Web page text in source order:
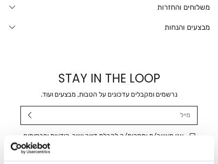
משלוחים והחזרות
מבצעים והנחות
STAY IN THE LOOP
נרשמים ומקבלים עדכונים על הטבות, מבצעים ועוד.
אני מאשר/ת ומסכימ/ה לקבלת דיוור ישיר, הודעות ופרסומים
שיווקיים בכלל פרטי הקשר המצויים בידי החברה ובכלל זה דוא"ל
SMS ועוד. המידע ייאסף בהתאם למדיניות הפרטיות של החברה.